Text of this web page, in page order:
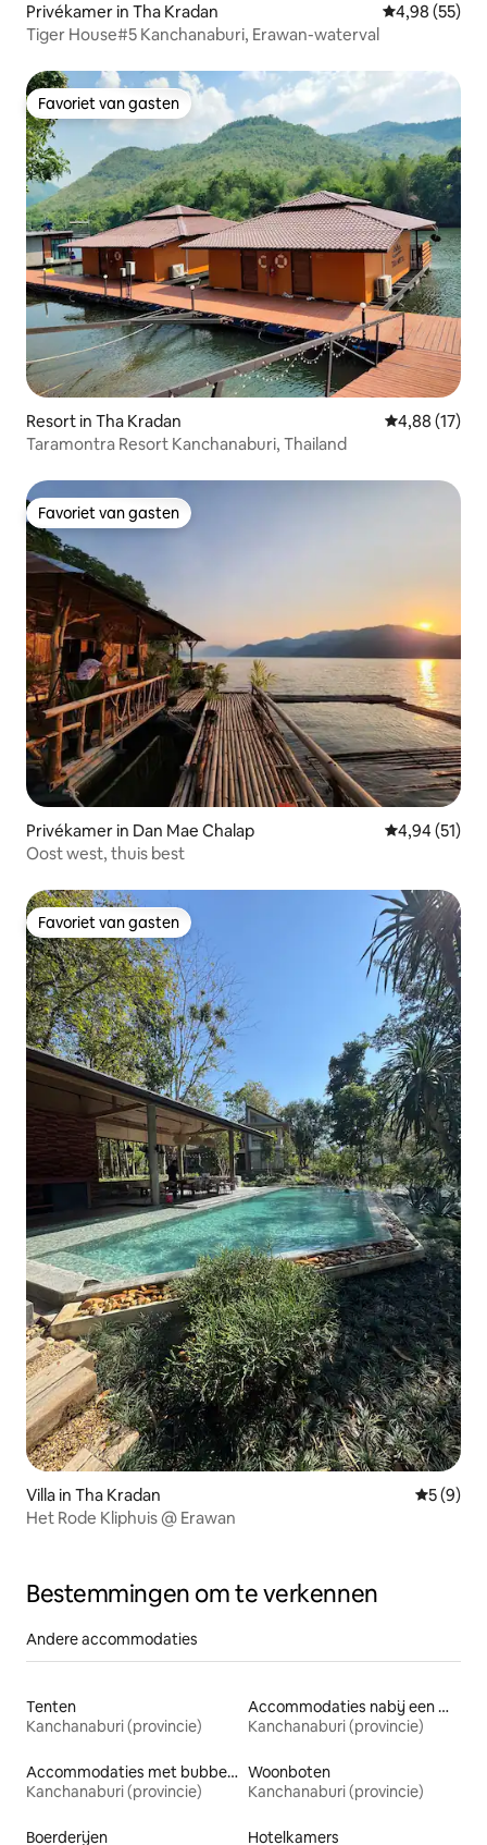
Privékamer in Tha Kradan Gemiddelde
4,98 (55)
Tiger House#5 Kanchanaburi, Erawan-waterval
Favoriet van gasten
Favoriet van gasten
Resort in Tha Kradan Gemiddelde
4,88 (17)
Taramontra Resort Kanchanaburi, Thailand
Favoriet van gasten
Favoriet van gasten
Privékamer in Dan Mae Chalap Gemiddelde
4,94 (51)
Oost west, thuis best
Favoriet van gasten
Favoriet van gasten
Villa in Tha Kradan
5 (9)
Het Rode Kliphuis @ Erawan
Bestemmingen om te verkennen
Andere accommodaties
Tenten
Kanchanaburi (provincie)
Accommodaties nabij een meer
Kanchanaburi (provincie)
Accommodaties met bubbelbad
Kanchanaburi (provincie)
Woonboten
Kanchanaburi (provincie)
Boerderijen Hotelkamers